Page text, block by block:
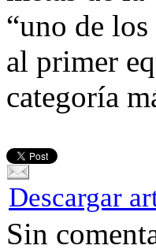
“uno de
al primer
categoría
Descargar
Sin